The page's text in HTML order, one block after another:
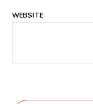
WEBSITE